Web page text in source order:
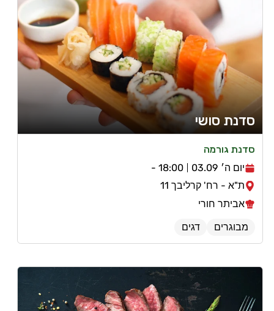
סדנת סושי
סדנת גורמה
יום ה׳ 03.09
18:00 -
ת"א - רח' קרליבך 11
אביתר חורי
מבוגרים
דגים